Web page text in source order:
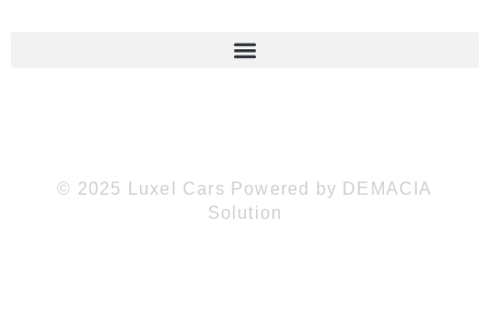
© 2025 Luxel Cars Powered by DEMACIA
Solution